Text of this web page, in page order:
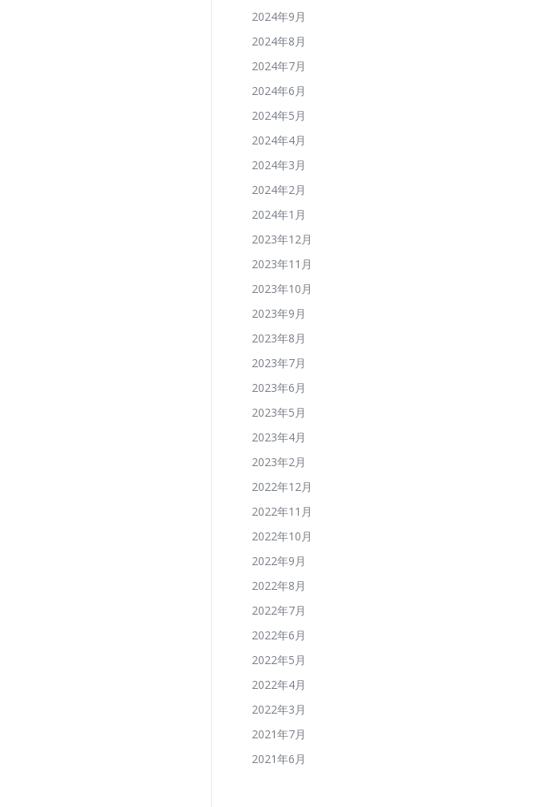
2024年9月
2024年8月
2024年7月
2024年6月
2024年5月
2024年4月
2024年3月
2024年2月
2024年1月
2023年12月
2023年11月
2023年10月
2023年9月
2023年8月
2023年7月
2023年6月
2023年5月
2023年4月
2023年2月
2022年12月
2022年11月
2022年10月
2022年9月
2022年8月
2022年7月
2022年6月
2022年5月
2022年4月
2022年3月
2021年7月
2021年6月